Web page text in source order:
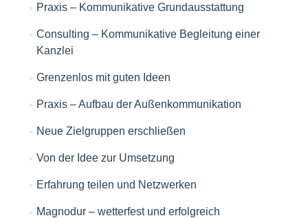
Praxis – Kommunikative Grundausstattung
Consulting – Kommunikative Begleitung einer
Kanzlei
Grenzenlos mit guten Ideen
Praxis – Aufbau der Außenkommunikation
Neue Zielgruppen erschließen
Von der Idee zur Umsetzung
Erfahrung teilen und Netzwerken
Magnodur – wetterfest und erfolgreich